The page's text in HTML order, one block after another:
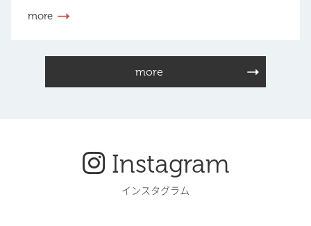
more
more
Instagram
インスタグラム